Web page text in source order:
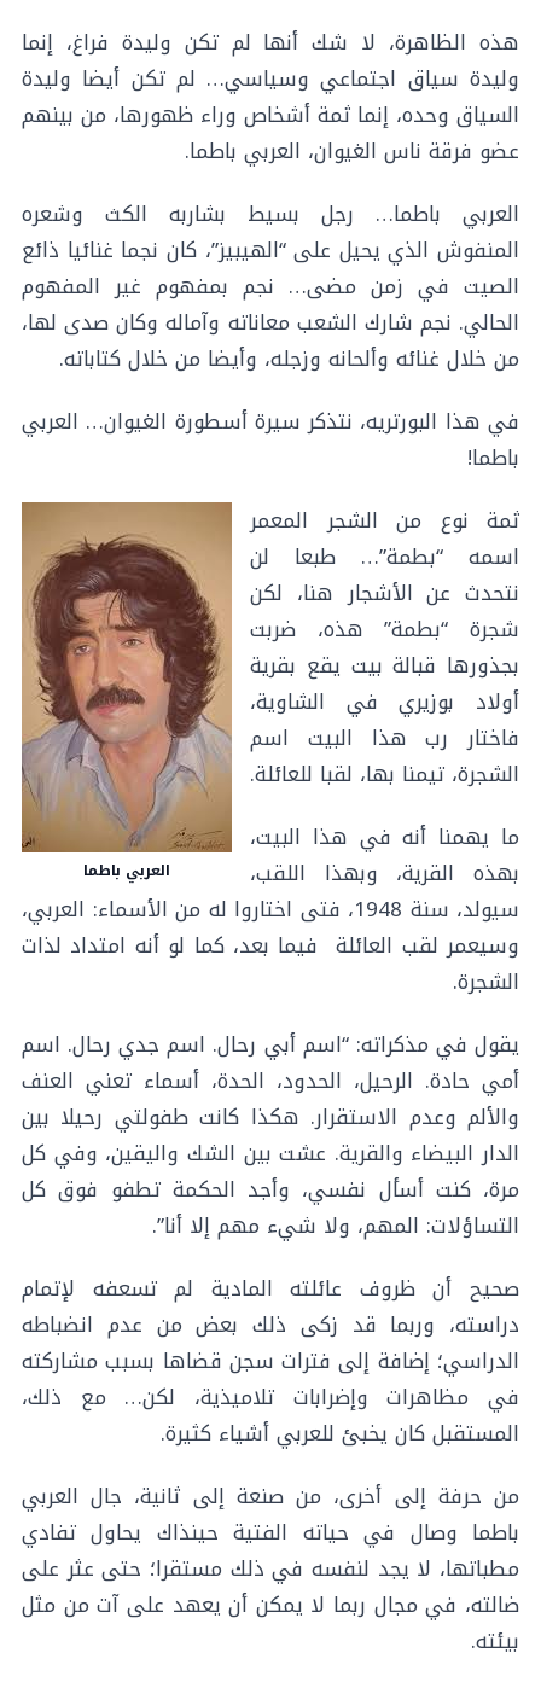
هذه الظاهرة، لا شك أنها لم تكن وليدة فراغ، إنما
وليدة سياق اجتماعي وسياسي… لم تكن أيضا وليدة
السياق وحده، إنما ثمة أشخاص وراء ظهورها، من بينهم
عضو فرقة ناس الغيوان، العربي باطما.
العربي باطما… رجل بسيط بشاربه الكث وشعره
المنفوش الذي يحيل على “الهيبيز”، كان نجما غنائيا ذائع
الصيت في زمن مضى… نجم بمفهوم غير المفهوم
الحالي. نجم شارك الشعب معاناته وآماله وكان صدى لها،
من خلال غنائه وألحانه وزجله، وأيضا من خلال كتاباته.
في هذا البورتريه، نتذكر سيرة أسطورة الغيوان… العربي
باطما!
العربي باطما
ثمة نوع من الشجر المعمر
اسمه “بطمة”… طبعا لن
نتحدث عن الأشجار هنا، لكن
شجرة “بطمة” هذه، ضربت
بجذورها قبالة بيت يقع بقرية
أولاد بوزيري في الشاوية،
فاختار رب هذا البيت اسم
الشجرة، تيمنا بها، لقبا للعائلة.
ما يهمنا أنه في هذا البيت،
بهذه القرية، وبهذا اللقب،
سيولد، سنة 1948، فتى اختاروا له من الأسماء: العربي،
وسيعمر لقب العائلة فيما بعد، كما لو أنه امتداد لذات
الشجرة.
يقول في مذكراته: “اسم أبي رحال. اسم جدي رحال. اسم
أمي حادة. الرحيل، الحدود، الحدة، أسماء تعني العنف
والألم وعدم الاستقرار. هكذا كانت طفولتي رحيلا بين
الدار البيضاء والقرية. عشت بين الشك واليقين، وفي كل
مرة، كنت أسأل نفسي، وأجد الحكمة تطفو فوق كل
التساؤلات: المهم، ولا شيء مهم إلا أنا”.
صحيح أن ظروف عائلته المادية لم تسعفه لإتمام
دراسته، وربما قد زكى ذلك بعض من عدم انضباطه
الدراسي؛ إضافة إلى فترات سجن قضاها بسبب مشاركته
في مظاهرات وإضرابات تلاميذية، لكن… مع ذلك،
المستقبل كان يخبئ للعربي أشياء كثيرة.
من حرفة إلى أخرى، من صنعة إلى ثانية، جال العربي
باطما وصال في حياته الفتية حينذاك يحاول تفادي
مطباتها، لا يجد لنفسه في ذلك مستقرا؛ حتى عثر على
ضالته، في مجال ربما لا يمكن أن يعهد على آت من مثل
بيئته.